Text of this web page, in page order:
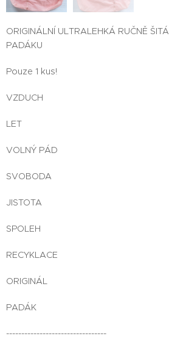
ORIGINÁLNÍ ULTRALEHKÁ RUČNĚ ŠITÁ
PADÁKU
Pouze 1 kus!
VZDUCH
LET
VOLNÝ PÁD
SVOBODA
JISTOTA
SPOLEH
RECYKLACE
ORIGINÁL
PADÁK
---------------------------------